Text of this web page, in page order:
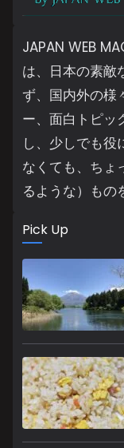
JAPAN WEB
は、日本の素敵
ず、国内外の様
ー、面白トピッ
し、少しでも役
なくても、ちょ
るような）もの
Pick Up